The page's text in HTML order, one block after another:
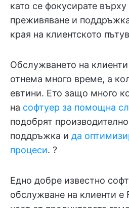
като се фокусирате върху
преживяване и
края на клиентското
Обслужването на
отнема много време, а
евтини. Ето защо много
на софтуер за помощна
подобрят
поддръжка и да
процеси. ?
Едно добре известно
обслужване на клиенти е